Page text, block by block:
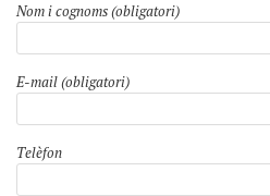
Nom i cognoms (obligatori)
E-mail (obligatori)
Telèfon